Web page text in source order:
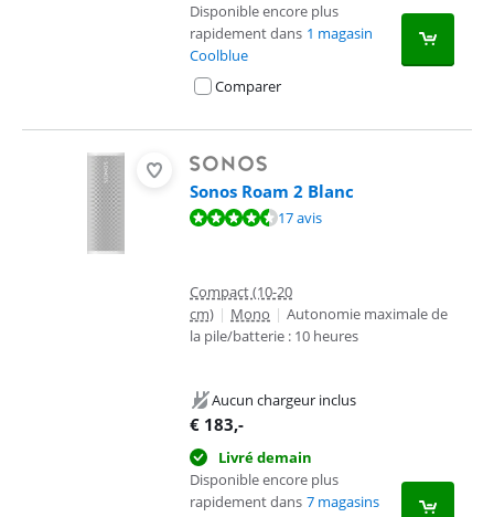
Disponible encore plus
rapidement dans 1 magasin
Coolblue
Comparer
Sonos Roam 2 Blanc
La note est de 8,6 sur 10, basée sur 17 avis.17 avis
Compact (10-20
cm) | Mono | Autonomie maximale de
la pile/batterie : 10 heures
Aucun chargeur inclus
€ 183,-
Livré demain
Disponible encore plus
rapidement dans 7 magasins